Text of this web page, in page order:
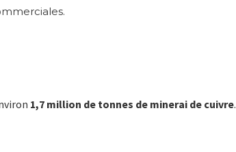
1,7 million de tonnes de minerai de cuivre.